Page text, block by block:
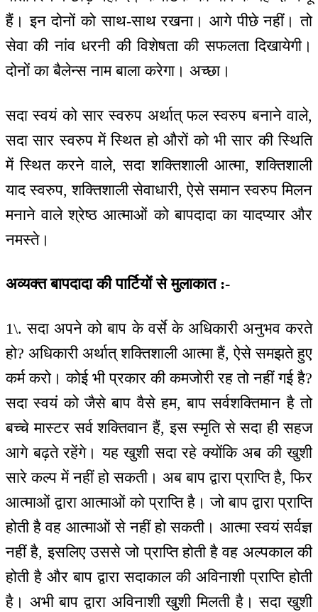
हैं। इन दोनों को साथ-साथ रखना। आगे पीछे नहीं। तो
सेवा की नांव धरनी की विशेषता की सफलता दिखायेगी।
दोनों का बैलेन्स नाम बाला करेगा। अच्छा।
सदा स्वयं को सार स्वरुप अर्थात् फल स्वरुप बनाने वाले,
सदा सार स्वरुप में स्थित हो औरों को भी सार की स्थिति
में स्थित करने वाले, सदा शक्तिशाली आत्मा, शक्तिशाली
याद स्वरुप, शक्तिशाली सेवाधारी, ऐसे समान स्वरुप मिलन
मनाने वाले श्रेष्ठ आत्माओं को बापदादा का यादप्यार और
नमस्ते।
अव्यक्त बापदादा की पार्टियों से मुलाकात :-
1\. सदा अपने को बाप के वर्से के अधिकारी अनुभव करते
हो? अधिकारी अर्थात् शक्तिशाली आत्मा हैं, ऐसे समझते हुए
कर्म करो। कोई भी प्रकार की कमजोरी रह तो नहीं गई है?
सदा स्वयं को जैसे बाप वैसे हम, बाप सर्वशक्तिमान है तो
बच्चे मास्टर सर्व शक्तिवान हैं, इस स्मृति से सदा ही सहज
आगे बढ़ते रहेंगे। यह खुशी सदा रहे क्योंकि अब की खुशी
सारे कल्प में नहीं हो सकती। अब बाप द्वारा प्राप्ति है, फिर
आत्माओं द्वारा आत्माओं को प्राप्ति है। जो बाप द्वारा प्राप्ति
होती है वह आत्माओं से नहीं हो सकती। आत्मा स्वयं सर्वज्ञ
नहीं है, इसलिए उससे जो प्राप्ति होती है वह अल्पकाल की
होती है और बाप द्वारा सदाकाल की अविनाशी प्राप्ति होती
है। अभी बाप द्वारा अविनाशी खुशी मिलती है। सदा खुशी